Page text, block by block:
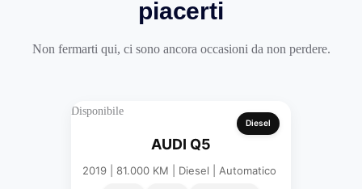
piacerti
Non fermarti qui, ci sono ancora occasioni da non perdere.
Diesel
Disponibile
AUDI Q5
2019 | 81.000 KM | Diesel | Automatico